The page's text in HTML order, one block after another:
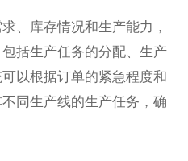
、库存情况和生产能力，
括生产任务的分配、生产
以根据订单的紧急程度和
同生产线的生产任务，确